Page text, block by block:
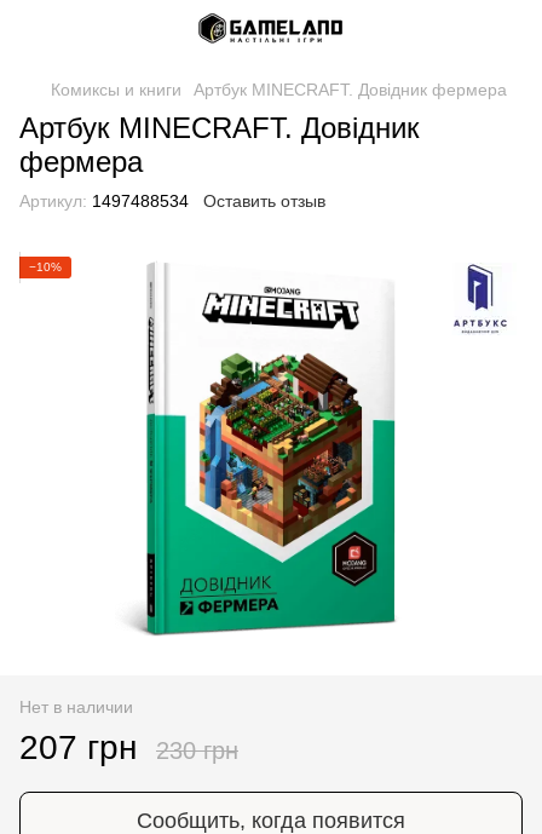
Комиксы и книги Артбук MINECRAFT. Довідник фермера
Артбук MINECRAFT. Довідник
фермера
Артикул: 1497488534 Оставить отзыв
−10%
Нет в наличии
207 грн 230 грн
Сообщить, когда появится